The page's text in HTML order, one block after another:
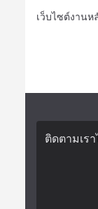
เว็บไซต์งานห
ติดตามเร